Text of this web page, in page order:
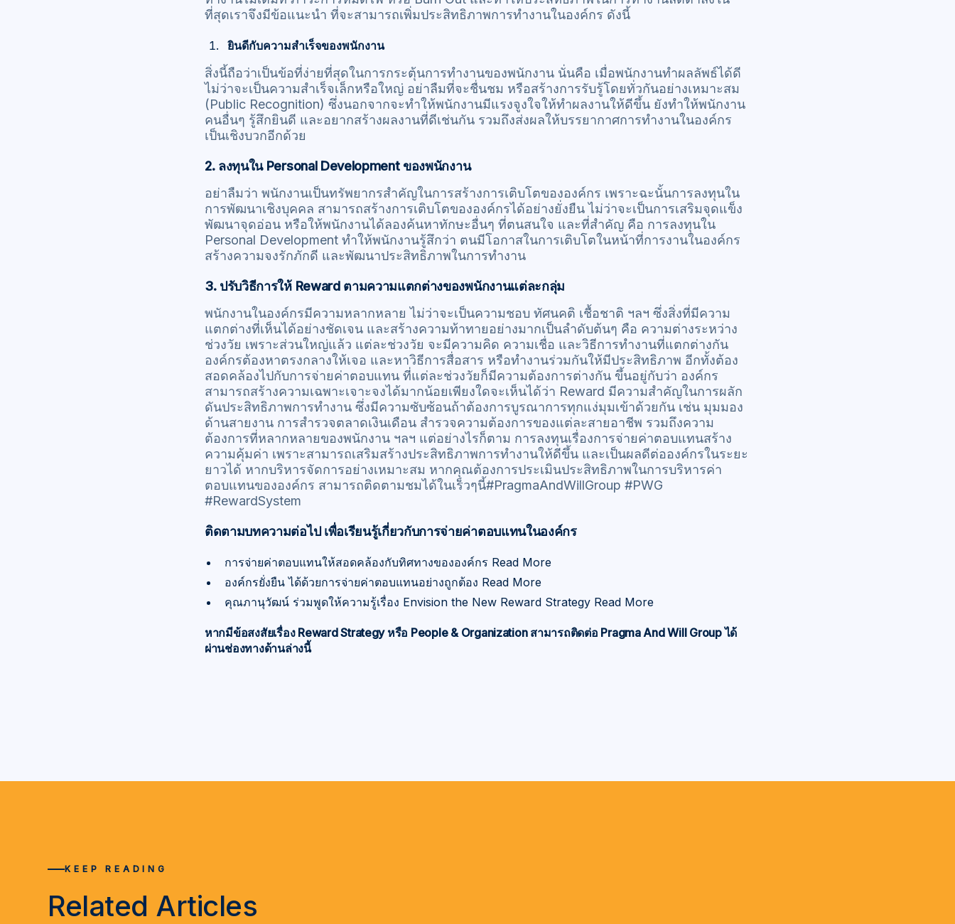
ที่สุดเราจึงมีข้อแนะนำ ที่จะสามารถเพิ่มประสิทธิภาพการทำงานในองค์กร ดังนี้
ยินดีกับความสำเร็จของพนักงาน
สิ่งนี้ถือว่าเป็นข้อที่ง่ายที่สุดในการกระตุ้นการทำงานของพนักงาน นั่นคือ เมื่อพนักงานทำผลลัพธ์ได้ดี
ไม่ว่าจะเป็นความสำเร็จเล็กหรือใหญ่ อย่าลืมที่จะชื่นชม หรือสร้างการรับรู้โดยทั่วกันอย่างเหมาะสม
(Public Recognition) ซึ่งนอกจากจะทำให้พนักงานมีแรงจูงใจให้ทำผลงานให้ดีขึ้น ยังทำให้พนักงาน
คนอื่นๆ รู้สึกยินดี และอยากสร้างผลงานที่ดีเช่นกัน รวมถึงส่งผลให้บรรยากาศการทำงานในองค์กร
เป็นเชิงบวกอีกด้วย
2. ลงทุนใน Personal Development ของพนักงาน
อย่าลืมว่า พนักงานเป็นทรัพยากรสำคัญในการสร้างการเติบโตขององค์กร เพราะฉะนั้นการลงทุนใน
การพัฒนาเชิงบุคคล สามารถสร้างการเติบโตขององค์กรได้อย่างยั่งยืน ไม่ว่าจะเป็นการเสริมจุดแข็ง
พัฒนาจุดอ่อน หรือให้พนักงานได้ลองค้นหาทักษะอื่นๆ ที่ตนสนใจ และที่สำคัญ คือ การลงทุนใน
Personal Development ทำให้พนักงานรู้สึกว่า ตนมีโอกาสในการเติบโตในหน้าที่การงานในองค์กร
สร้างความจงรักภักดี และพัฒนาประสิทธิภาพในการทำงาน
3. ปรับวิธีการให้ Reward ตามความแตกต่างของพนักงานแต่ละกลุ่ม
พนักงานในองค์กรมีความหลากหลาย ไม่ว่าจะเป็นความชอบ ทัศนคติ เชื้อชาติ ฯลฯ ซึ่งสิ่งที่มีความ
แตกต่างที่เห็นได้อย่างชัดเจน และสร้างความท้าทายอย่างมากเป็นลำดับต้นๆ คือ ความต่างระหว่าง
ช่วงวัย เพราะส่วนใหญ่แล้ว แต่ละช่วงวัย จะมีความคิด ความเชื่อ และวิธีการทำงานที่แตกต่างกัน
องค์กรต้องหาตรงกลางให้เจอ และหาวิธีการสื่อสาร หรือทำงานร่วมกันให้มีประสิทธิภาพ อีกทั้งต้อง
สอดคล้องไปกับการจ่ายค่าตอบแทน ที่แต่ละช่วงวัยก็มีความต้องการต่างกัน ขึ้นอยู่กับว่า องค์กร
สามารถสร้างความเฉพาะเจาะจงได้มากน้อยเพียงใดจะเห็นได้ว่า Reward มีความสำคัญในการผลัก
ดันประสิทธิภาพการทำงาน ซึ่งมีความซับซ้อนถ้าต้องการบูรณาการทุกแง่มุมเข้าด้วยกัน เช่น มุมมอง
ด้านสายงาน การสำรวจตลาดเงินเดือน สำรวจความต้องการของแต่ละสายอาชีพ รวมถึงความ
ต้องการที่หลากหลายของพนักงาน ฯลฯ แต่อย่างไรก็ตาม การลงทุนเรื่องการจ่ายค่าตอบแทนสร้าง
ความคุ้มค่า เพราะสามารถเสริมสร้างประสิทธิภาพการทำงานให้ดีขึ้น และเป็นผลดีต่อองค์กรในระยะ
ยาวได้ หากบริหารจัดการอย่างเหมาะสม หากคุณต้องการประเมินประสิทธิภาพในการบริหารค่า
ตอบแทนขององค์กร สามารถติดตามชมได้ในเร็วๆนี้#PragmaAndWillGroup #PWG
#RewardSystem
ติดตามบทความต่อไป เพื่อเรียนรู้เกี่ยวกับการจ่ายค่าตอบแทนในองค์กร
การจ่ายค่าตอบแทนให้สอดคล้องกับทิศทางขององค์กร Read More
องค์กรยั่งยืน ได้ด้วยการจ่ายค่าตอบแทนอย่างถูกต้อง Read More
คุณภานุวัฒน์ ร่วมพูดให้ความรู้เรื่อง Envision the New Reward Strategy Read More
หากมีข้อสงสัยเรื่อง Reward Strategy หรือ People & Organization สามารถติดต่อ Pragma And Will Group ได้
ผ่านช่องทางด้านล่างนี้
KEEP READING
Related Articles